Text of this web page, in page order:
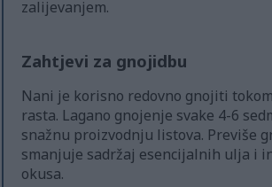
zalijevanjem.
Zahtjevi za gnojidbu
Nani je korisno redovno gnojiti
rasta. Lagano gnojenje svake 4-6
snažnu proizvodnju listova. Previše
smanjuje sadržaj esencijalnih ulja i
okusa.